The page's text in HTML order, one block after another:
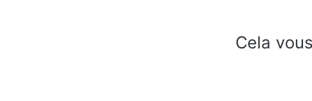
Cela